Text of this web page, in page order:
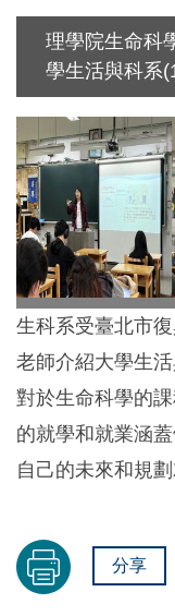
理學院生命科
學生活與科系
生科系受臺北市
老師介紹大學生
對於生命科學的
的就學和就業涵
自己的未來和規劃
分享